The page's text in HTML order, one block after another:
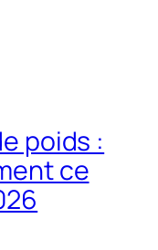
poids :
ce